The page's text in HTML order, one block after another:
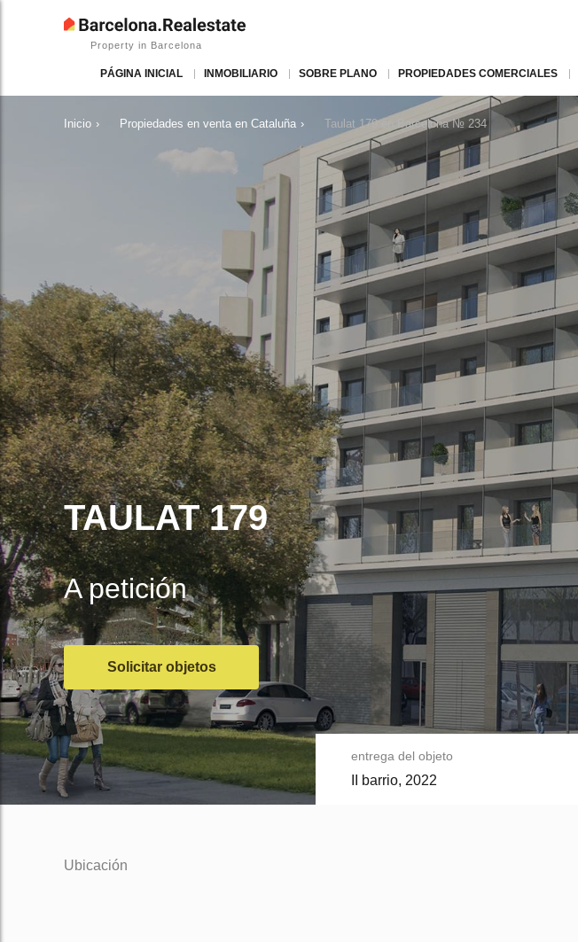
Property in Barcelona
PÁGINA INICIAL INMOBILIARIO SOBRE PLANO PROPIEDADES COMERCIALES
Inicio › Propiedades en venta en Cataluña › Taulat 179 en Barcelona № 234
TAULAT 179
A petición
Solicitar objetos
entrega del objeto
II barrio, 2022
Ubicación